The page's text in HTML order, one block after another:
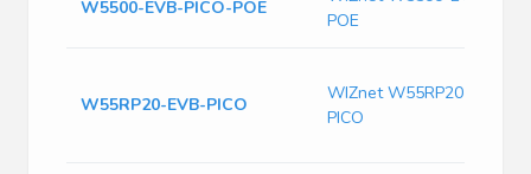
W5500-EVB-PICO-POE
POE
W55RP20-EVB-PICO
WIZnet W55RP20-EVB-
PICO